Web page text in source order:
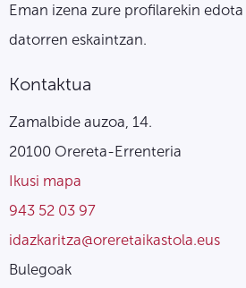
Eman izena zure profilarekin
datorren eskaintzan.
Kontaktua
Zamalbide auzoa, 14.
20100 Orereta-Errenteria
Ikusi mapa
943 52 03 97
idazkaritza@oreretaikastola.eus
Bulegoak